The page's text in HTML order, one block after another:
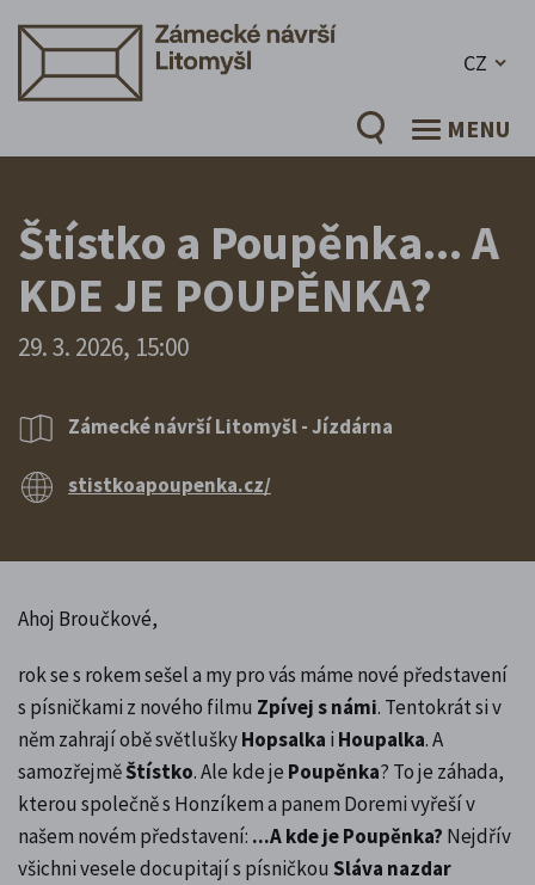
CZ
MENU
Štístko a Poupěnka... A
KDE JE POUPĚNKA?
29. 3. 2026, 15:00
Zámecké návrší Litomyšl - Jízdárna
stistkoapoupenka.cz/
Ahoj Broučkové,
rok se s rokem sešel a my pro vás máme nové představení
s písničkami z nového filmu Zpívej s námi. Tentokrát si v
něm zahrají obě světluškyHopsalka i Houpalka. A
samozřejměŠtístko. Ale kde je Poupěnka? To je záhada,
kterou společně s Honzíkem a panem Doremi vyřeší v
našem novém představení: ...A kde je Poupěnka? Nejdřív
všichni vesele docupitají s písničkou Sláva nazdar